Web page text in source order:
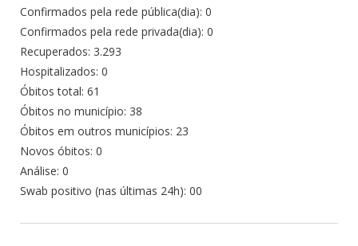
Confirmados pela rede pública(dia): 0
Confirmados pela rede privada(dia): 0
Recuperados: 3.293
Hospitalizados: 0
Óbitos total: 61
Óbitos no município: 38
Óbitos em outros municípios: 23
Novos óbitos: 0
Análise: 0
Swab positivo (nas últimas 24h): 00